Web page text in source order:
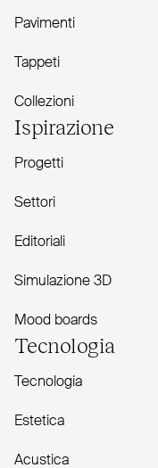
Pavimenti
Tappeti
Collezioni
Ispirazione
Progetti
Settori
Editoriali
Simulazione 3D
Mood boards
Tecnologia
Tecnologia
Estetica
Acustica